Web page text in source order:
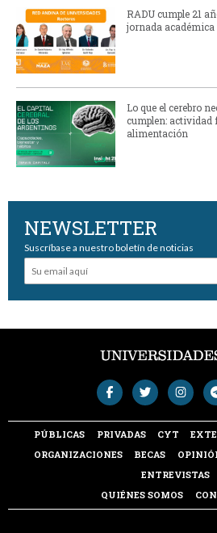
RADU cumple 21
jornada
Lo que el cerebro
cumplen: actividad
alimentación
NEWSLETTER
Suscríbase a nuestro boletín de noticias
PÚBLICAS PRIVADAS CYT
ORGANIZACIONES
BECAS
ENTREVISTAS
QUIÉNES SOMOS